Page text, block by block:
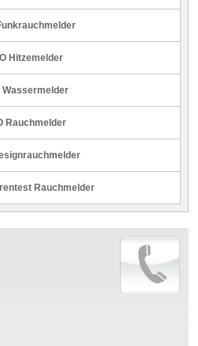
Hitzemelder
Wassermelder
Rauchmelder
Rauchmelder